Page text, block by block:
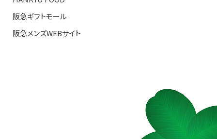
阪急ギフトモール
阪急メンズWEBサイト